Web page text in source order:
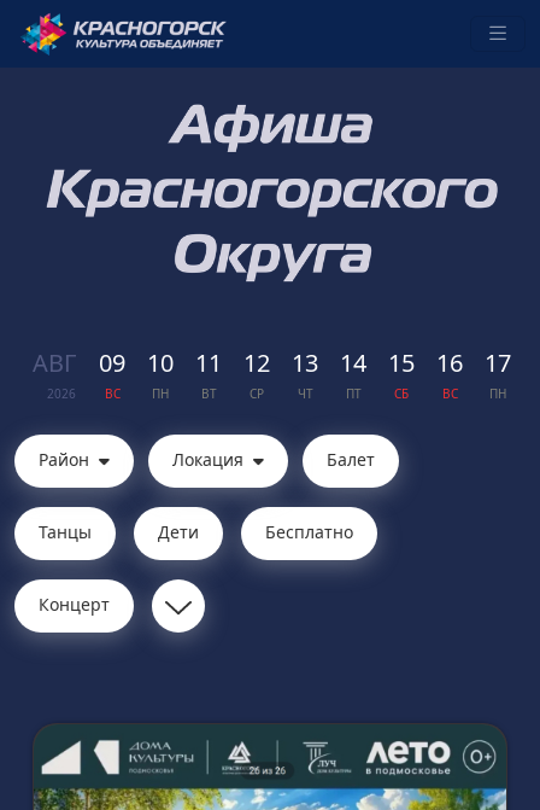
АВГ
2026
09
ВС
10
ПН
11
ВТ
12
СР
13
ЧТ
14
ПТ
15
СБ
16
ВС
17
ПН
Район Локация Балет
Танцы Дети Бесплатно
Концерт